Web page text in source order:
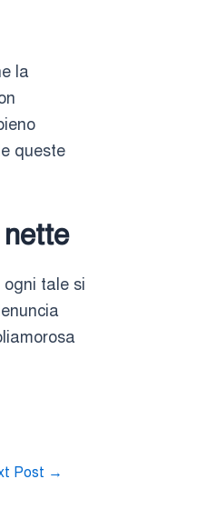
la
queste
tale si
Post →